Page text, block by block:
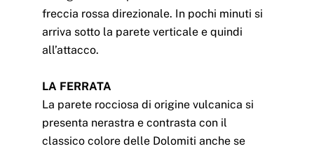
freccia rossa direzionale. In pochi minuti si
arriva sotto la parete verticale e quindi
all’attacco.
LA FERRATA
La parete rocciosa di origine vulcanica si
presenta nerastra e contrasta con il
classico colore delle Dolomiti anche se